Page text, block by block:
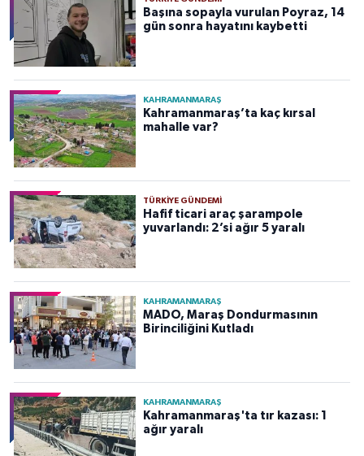
Başına sopayla vurulan Poyraz, 14
gün sonra hayatını kaybetti
KAHRAMANMARAŞ
Kahramanmaraş’ta kaç kırsal
mahalle var?
TÜRKIYE GÜNDEMI
Hafif ticari araç şarampole
yuvarlandı: 2’si ağır 5 yaralı
KAHRAMANMARAŞ
MADO, Maraş Dondurmasının
Birinciliğini Kutladı
KAHRAMANMARAŞ
Kahramanmaraş'ta tır kazası: 1
ağır yaralı